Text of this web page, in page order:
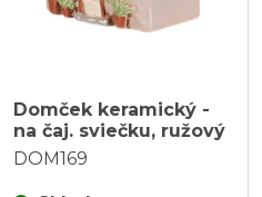
Domček keramický -
na čaj. sviečku, ružový
DOM169